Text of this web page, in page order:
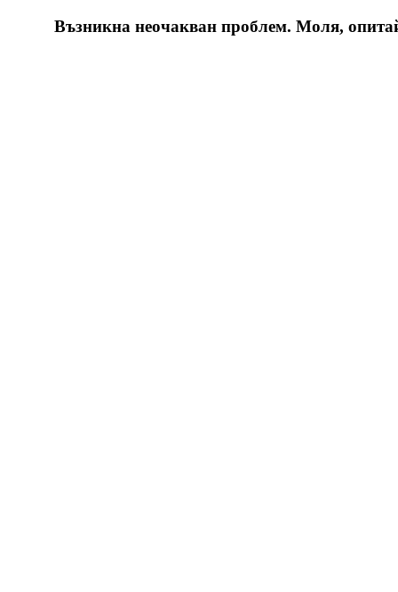
Възникна неочакван проблем. Моля,